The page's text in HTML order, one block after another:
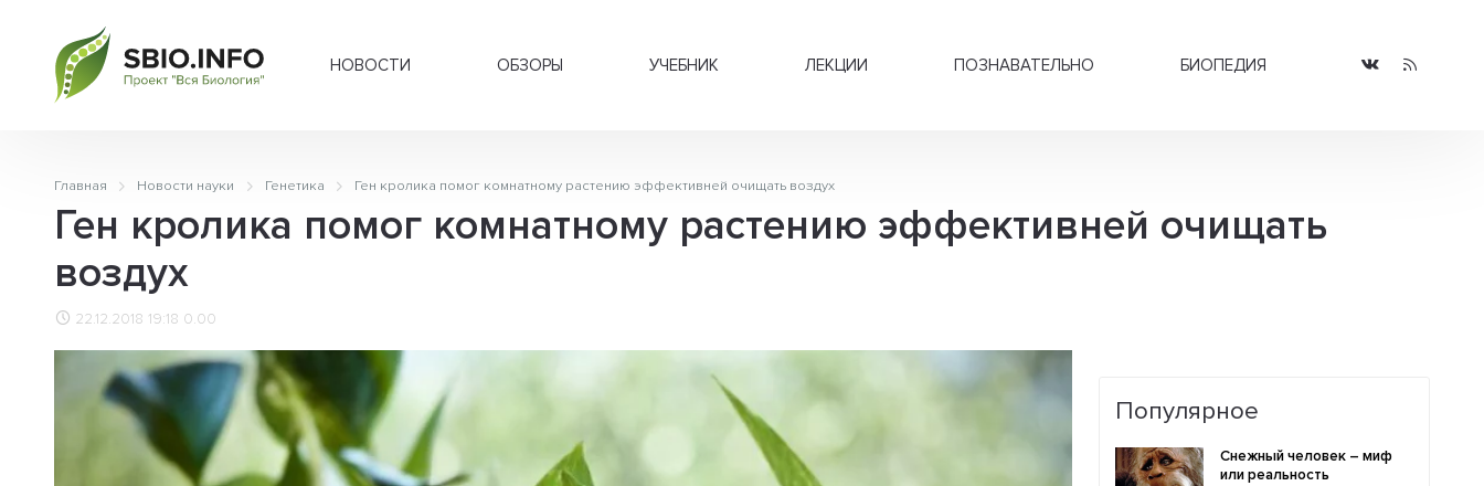
НОВОСТИ ОБЗОРЫ УЧЕБНИК ЛЕКЦИИ ПОЗНАВАТЕЛЬНО БИОПЕДИЯ
Главная Новости науки Генетика Ген кролика помог комнатному растению эффективней очищать воздух
Ген кролика помог комнатному растению эффективней очищать
воздух
22.12.2018 19:18 0.00
Популярное
Снежный человек – миф
или реальность